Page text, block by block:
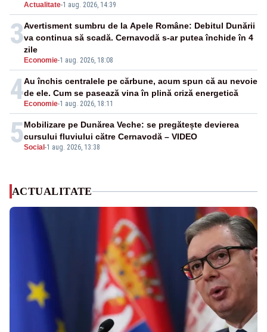
Actualitate-1 aug. 2026, 14:39
3
Economie-1 aug. 2026, 18:08
Avertisment sumbru de la Apele Române: Debitul Dunării
va continua să scadă. Cernavodă s-ar putea închide în 4
zile
4 Economie-1 aug. 2026, 18:11
Au închis centralele pe cărbune, acum spun că au nevoie
de ele. Cum se pasează vina în plină criză energetică
5Social -1 aug. 2026, 13:38
Mobilizare pe Dunărea Veche: se pregătește devierea
cursului fluviului către Cernavodă – VIDEO
ACTUALITATE